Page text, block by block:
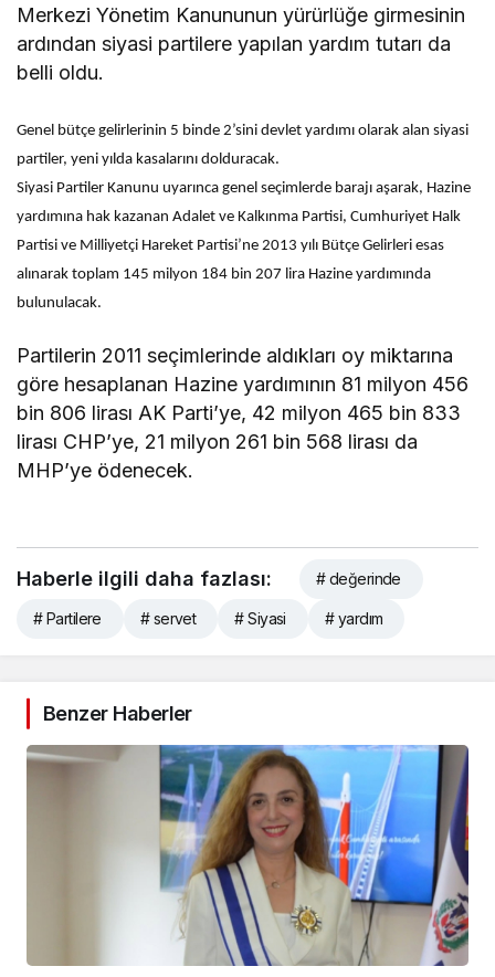
Merkezi Yönetim Kanununun yürürlüğe girmesinin
ardından siyasi partilere yapılan yardım tutarı da
belli oldu.
Genel bütçe gelirlerinin 5 binde 2’sini devlet yardımı olarak alan siyasi
partiler, yeni yılda kasalarını dolduracak.
Siyasi Partiler Kanunu uyarınca genel seçimlerde barajı aşarak, Hazine
yardımına hak kazanan Adalet ve Kalkınma Partisi, Cumhuriyet Halk
Partisi ve Milliyetçi Hareket Partisi’ne 2013 yılı Bütçe Gelirleri esas
alınarak toplam 145 milyon 184 bin 207 lira Hazine yardımında
bulunulacak.
Partilerin 2011 seçimlerinde aldıkları oy miktarına
göre hesaplanan Hazine yardımının 81 milyon 456
bin 806 lirası AK Parti’ye, 42 milyon 465 bin 833
lirası CHP’ye, 21 milyon 261 bin 568 lirası da
MHP’ye ödenecek.
Haberle ilgili daha fazlası: # değerinde
# Partilere # servet # Siyasi # yardım
Benzer Haberler